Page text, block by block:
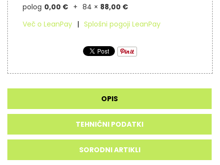
polog 0,00 € 84 × 88,00 €
Več o LeanPay
Splošni pogoji LeanPay
OPIS
TEHNIČNI PODATKI
SORODNI ARTIKLI